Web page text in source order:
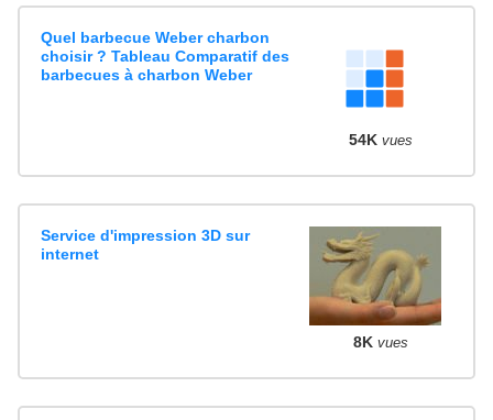
Quel barbecue Weber charbon
choisir ? Tableau Comparatif des
barbecues à charbon Weber
54K vues
Service d'impression 3D sur
internet
8K vues